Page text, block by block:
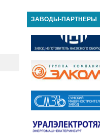
ЗАВОДЫ-ПАРТНЕРЫ